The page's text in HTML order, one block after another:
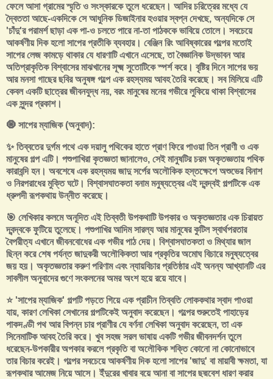
ফেলে আসা গ্রামের স্মৃতি ও সংস্কারকে তুলে ধরেছেন। আদির চরিত্রের মধ্যে যে
দ্বৈততা আছে-একদিকে সে আধুনিক ডিজাইনার হওয়ার স্বপ্ন দেখছে, অন্যদিকে সে
'চাঁদু'র পরামর্শ ছাড়া এক পা-ও চলতে পারে না-তা পাঠককে ভাবিয়ে তোলে। সবচেয়ে
আকর্ষণীয় দিক হলো সাপের প্রতীকি ব্যবহার। বেঞ্জিন রিং আবিষ্কারের গল্পের মতোই
সাপের লেজ কামড়ে থাকার যে ধারণাটি এখানে এসেছে, তা বৈজ্ঞানিক উদ্ভাবন আর
অতিপ্রাকৃতিক বিশ্বাসের মাঝখানের সূক্ষ্ম সুতোটিকে স্পর্শ করে। বৃষ্টির দিনে সাপের ভয়
আর মনসা গাছের ছবির অনুষঙ্গ গল্পে এক রহস্যময় আবহ তৈরি করেছে। সব মিলিয়ে এটি
কেবল একটি ছাত্রের জীবনযুদ্ধ নয়, বরং মানুষের মনের গভীরে লুকিয়ে থাকা বিশ্বাসের
এক সুন্দর প্রকাশ।
🧿 সাপের ম্যাজিক (অনুবাদ):
✨ তিব্বতের দুর্গম পথে এক দয়ালু পথিকের হাতে প্রাণ ফিরে পাওয়া তিন প্রাণী ও এক
মানুষের গল্প এটি। পশুপাখিরা কৃতজ্ঞতা জানালেও, সেই মানুষটির চরম অকৃতজ্ঞতায় পথিক
কারাবন্দি হন। অবশেষে এক রহস্যময় জাদু সর্পের অলৌকিক হস্তক্ষেপে অশুভের বিনাশ
ও নিরপরাধের মুক্তি ঘটে। বিশ্বাসঘাতকতা বনাম মনুষ্যত্বের এই দ্বন্দ্বই গল্পটিকে এক
ধ্রুপদী রূপকথায় উন্নীত করেছে।
🎯 লেখিকার কলমে অনূদিত এই তিব্বতী উপকথাটি উপকার ও অকৃতজ্ঞতার এক চিরায়ত
দ্বন্দ্বকে ফুটিয়ে তুলেছে। পশুপাখির আদিম সারল্য আর মানুষের কুটিল স্বার্থপরতার
বৈপরীত্য এখানে জীবনবোধের এক গভীর পাঠ দেয়। বিশ্বাসঘাতকতা ও মিথ্যার জাল
ছিন্ন করে শেষ পর্যন্ত জাদুকরী অলৌকিকতা আর প্রকৃতির অমোঘ বিচারে মনুষ্যত্বের
জয় হয়। অকৃতজ্ঞতার করুণ পরিণাম এবং ন্যায়বিচার প্রতিষ্ঠার এই অনন্য আখ্যানটি এর
সাবলীল অনুবাদের গুণে সংকলনের অমর অংশ হয়ে রয়ে যাবে।
⭐ 'সাপের ম্যাজিক' গল্পটি পড়তে গিয়ে এক প্রাচীন তিব্বতি লোককথার স্বাদ পাওয়া
যায়, কারণ লেখিকা সেখানের গল্পটিকেই অনুবাদ করেছেন। গল্পের শুরুতেই পাহাড়ের
পাকদণ্ডী পথ আর বিপন্ন চার প্রাণীর যে বর্ণনা লেখিকা অনুবাদ করেছেন, তা এক
সিনেমাটিক আবহ তৈরি করে। খুব সহজ সরল ভাষায় একটি গভীর জীবনদর্শন তুলে
ধরেছেন-উপকারীর অপকার করলে প্রকৃতি বা অলৌকিক শক্তি কোনো না কোনোভাবে
তার বিচার করেই। গল্পের সবচেয়ে আকর্ষণীয় দিক হলো সাপের 'জাদু' বা মায়াবী ক্ষমতা, যা
রূপকথার আমেজ নিয়ে আসে। ইঁদুরের খাবার বয়ে আনা বা সাপের ছদ্মবেশ ধারণ করার